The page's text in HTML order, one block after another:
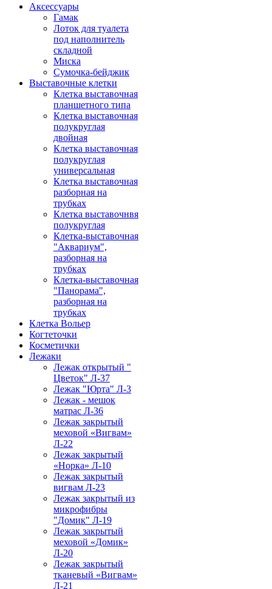
Аксессуары
Гамак
Лоток для туалета
под наполнитель
складной
Миска
Сумочка-бейджик
Выставочные клетки
Клетка выставочная
планшетного типа
Клетка выставочная
полукруглая
двойная
Клетка выставочная
полукруглая
универсальная
Клетка выставочная
разборная на
трубках
Клетка выставочнвя
полукруглая
Клетка-выставочная
"Аквариум",
разборная на
трубках
Клетка-выставочная
"Панорама",
разборная на
трубках
Клетка Вольер
Когтеточки
Косметички
Лежаки
Лежак открытый "
Цветок" Л-37
Лежак "Юрта" Л-3
Лежак - мешок
матрас Л-36
Лежак закрытый
меховой «Вигвам»
Л-22
Лежак закрытый
«Норка» Л-10
Лежак закрытый
вигвам Л-23
Лежак закрытый из
микрофибры
"Домик" Л-19
Лежак закрытый
меховой «Домик»
Л-20
Лежак закрытый
тканевый «Вигвам»
Л-21